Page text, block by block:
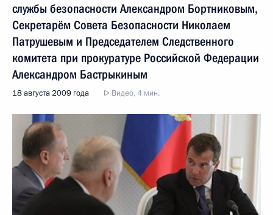
службы безопасности Александром Бортниковым,
Секретарём Совета Безопасности Николаем
Патрушевым и Председателем Следственного
комитета при прокуратуре Российской Федерации
Александром Бастрыкиным
18 августа 2009 года Видео, 4 мин.